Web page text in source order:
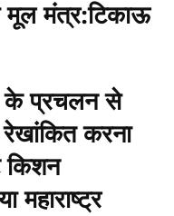
मूल मंत्र:टिकाऊ
के प्रचलन से
करना
किशन
महाराष्ट्र